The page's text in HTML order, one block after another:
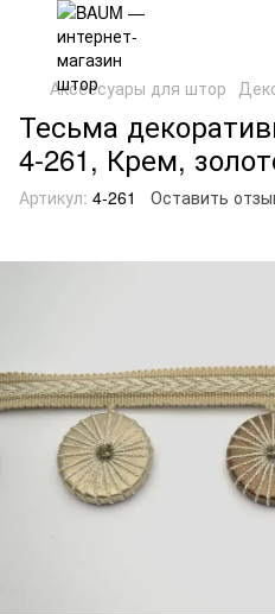
Аксессуары для штор
Тесьма
4-261, Крем,
Артикул: 4-261 Оставить